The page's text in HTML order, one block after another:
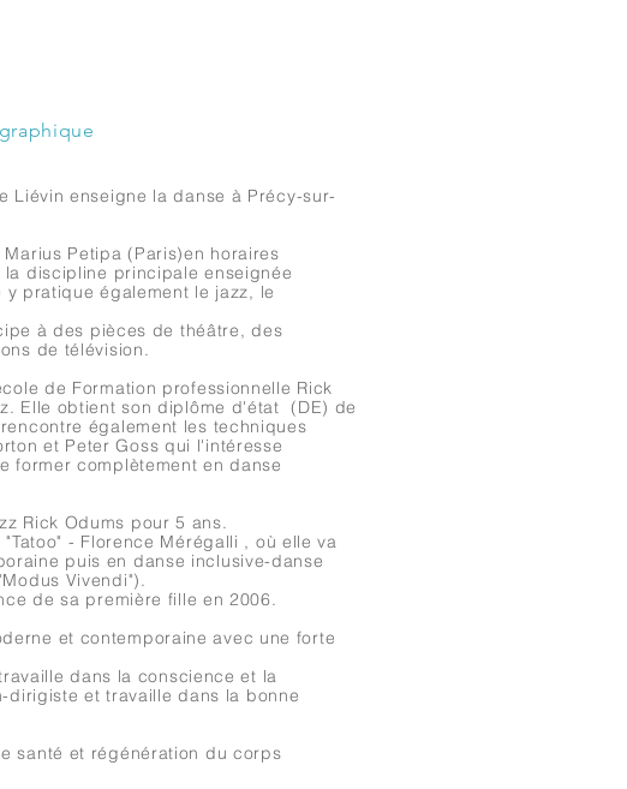
Liévin enseigne la danse à Précy-sur-
Petipa (Paris)en horaires
discipline principale enseignée
pratique également le jazz, le
à des pièces de théâtre, des
de télévision.
de Formation professionnelle Rick
Elle obtient son diplôme d'état (DE) de
également les techniques
et Peter Goss qui l'intéresse
formercomplètement en danse
Rick Odums pour 5 ans.
- Florence Mérégalli , où elle va
puis en danse inclusive-danse
"Modus Vivendi").
de sa première fille en 2006.
et contemporaine avec une forte
dans la conscience et la
dirigiste et travaille dans la bonne
santé et régénération du corps